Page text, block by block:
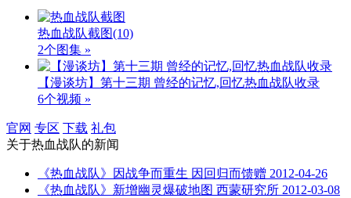
热血战队截图(10)
2个图集 »
【漫谈坊】第十三期 曾经的记忆,回忆热血战队收录
6个视频 »
官网 专区 下载 礼包
关于热血战队的新闻
《热血战队》因战争而重生 因回归而馈赠 2012-04-26
《热血战队》新增幽灵爆破地图 西蒙研究所 2012-03-08